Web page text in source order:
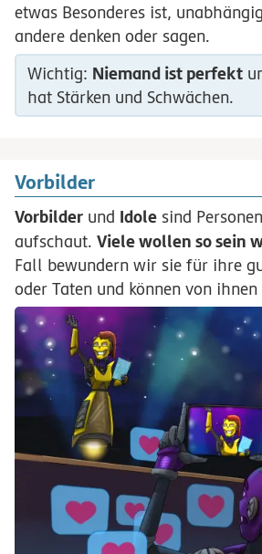
etwas Besonderes ist,
andere denken oder sagen.
Wichtig: Niemand ist perfekt
hat Stärken und Schwächen.
Vorbilder
Vorbilder und Idole sind
aufschaut. Viele wollen so sein
Fall bewundern wir sie für ihre
oder Taten und können von